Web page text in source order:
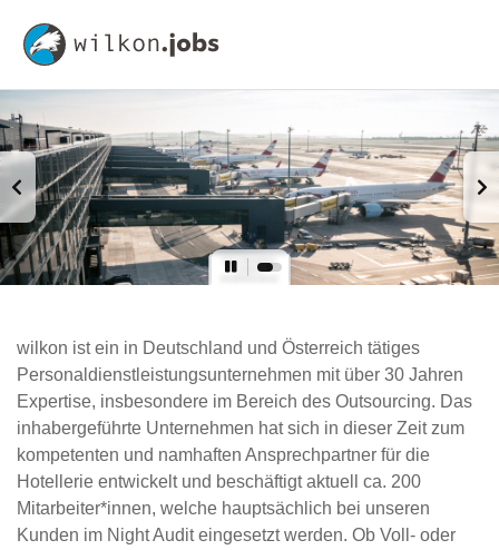
wilkon ist ein in Deutschland und Österreich tätiges
Personaldienstleistungsunternehmen mit über 30 Jahren
Expertise, insbesondere im Bereich des Outsourcing. Das
inhabergeführte Unternehmen hat sich in dieser Zeit zum
kompetenten und namhaften Ansprechpartner für die
Hotellerie entwickelt und beschäftigt aktuell ca. 200
Mitarbeiter*innen, welche hauptsächlich bei unseren
Kunden im Night Audit eingesetzt werden. Ob Voll- oder